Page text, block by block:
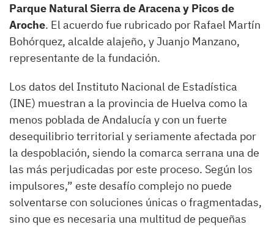
Parque Natural Sierra de Aracena y Picos de
Aroche. El acuerdo fue rubricado por Rafael Martín
Bohórquez, alcalde alajeño, y Juanjo Manzano,
representante de la fundación.
Los datos del Instituto Nacional de Estadística
(INE) muestran a la provincia de Huelva como la
menos poblada de Andalucía y con un fuerte
desequilibrio territorial y seriamente afectada por
la despoblación, siendo la comarca serrana una de
las más perjudicadas por este proceso. Según los
impulsores,” este desafío complejo no puede
solventarse con soluciones únicas o fragmentadas,
sino que es necesaria una multitud de pequeñas